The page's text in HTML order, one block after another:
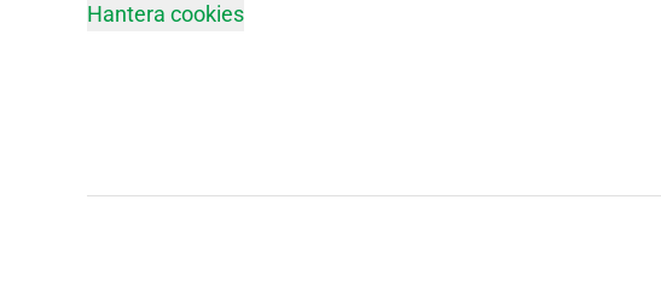
Hantera cookies